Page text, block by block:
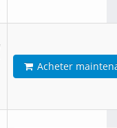
Acheter